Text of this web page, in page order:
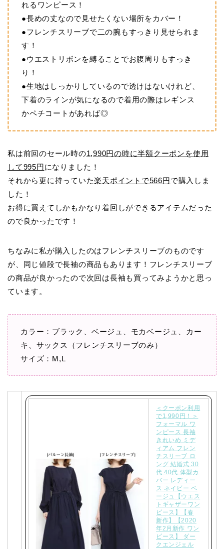
れるワンピース！
●長めの丈なので見せたくない場所をカバー！
●フレンチスリーブで二の腕もすっきり見せられま
す！
●ウエストリボンを縛ることでお腹周りもすっき
り！
●生地はしっかりしているので透けはないけれど、
下着のラインが気になるので着用の際はレギンス
かペチコートがあれば◎
私は前回のセール時の1,990円の時に半額クーポンを使用
して995円になりました！
それから更に持っていた楽天ポイントで566円で購入しま
した！
お得に買えてしかもかなり着回しができるアイテムだった
ので良かったです！
ちなみに私が購入したのはフレンチスリーブのものです
が、同じ値段で長袖の商品もあります！フレンチスリーブ
の商品が良かったので次回は長袖も買ってみようかと思っ
ています。
カラー：ブラック、ベージュ、モカベージュ、カー
キ、サックス（フレンチスリーブのみ）
サイズ：M,L
＜クーポン利用
で1,990円！＞
フォーマル ワ
ンピース 長袖
きれいめ ミデ
ィアム フレン
チスリーブ ロ
ング 結婚式 30
代 40代 体型カ
バー レディー
ス ネイビー ベ
ージュ【ウエス
トギャザーワン
ピース】【春
新作】【2020
年2月新作 ワン
ピース】 ダー
クエンジェル